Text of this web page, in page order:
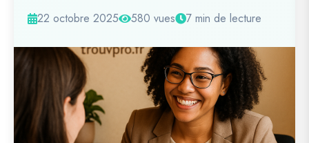
22 octobre 2025 580 vues 7 min de lecture